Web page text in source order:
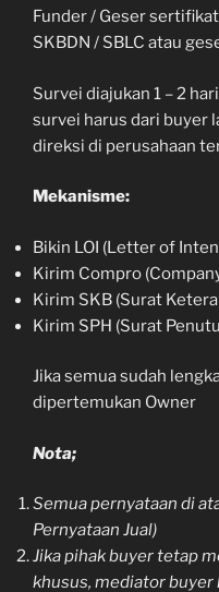
Funder / Geser
SKBDN / SBLC atau
Survei diajukan 1 – 2
survei harus dari buyer
direksi di perusahaan
Mekanisme:
Bikin LOI (Letter of
Kirim Compro
Kirim SKB (Surat
Kirim SPH (Surat
Jika semua sudah
dipertemukan Owner
Nota;
Semua pernyataan di
Pernyataan Jual)
Jika pihak buyer tetap
khusus, mediator buyer